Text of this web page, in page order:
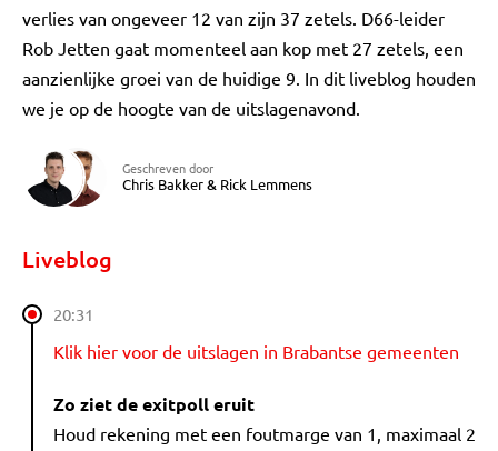
verlies van ongeveer 12 van zijn 37 zetels. D66-leider
Rob Jetten gaat momenteel aan kop met 27 zetels, een
aanzienlijke groei van de huidige 9. In dit liveblog houden
we je op de hoogte van de uitslagenavond.
Geschreven door
Chris Bakker& Rick Lemmens
Liveblog
20:31
Klik hier voor de uitslagen in Brabantse gemeenten
Zo ziet de exitpoll eruit
Houd rekening met een foutmarge van 1, maximaal 2